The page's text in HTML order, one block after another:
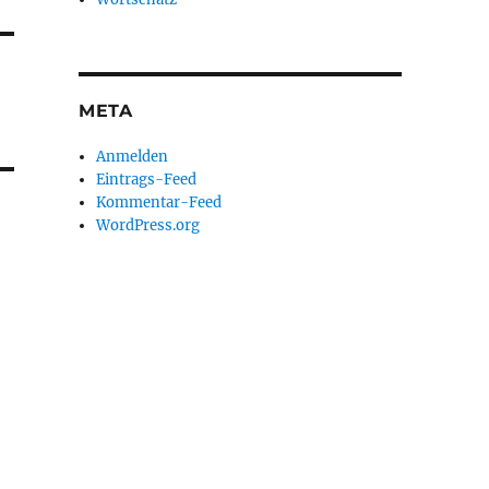
META
Anmelden
Eintrags-Feed
Kommentar-Feed
WordPress.org